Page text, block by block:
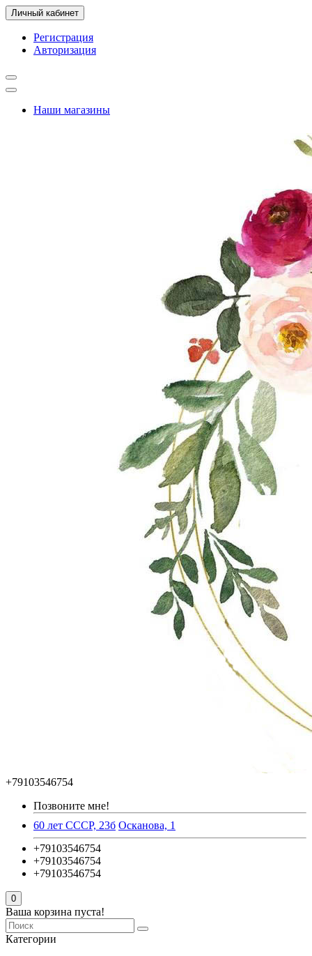
Личный кабинет
Регистрация
Авторизация
Наши магазины
+79103546754
Позвоните мне!
60 лет СССР, 23б Осканова, 1
+79103546754
+79103546754
+79103546754
0
Ваша корзина пуста!
Категории